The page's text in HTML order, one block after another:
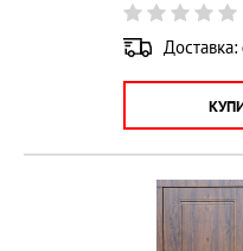
Доставка: